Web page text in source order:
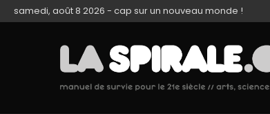
samedi, août 8 2026 - cap sur un nouveau monde !